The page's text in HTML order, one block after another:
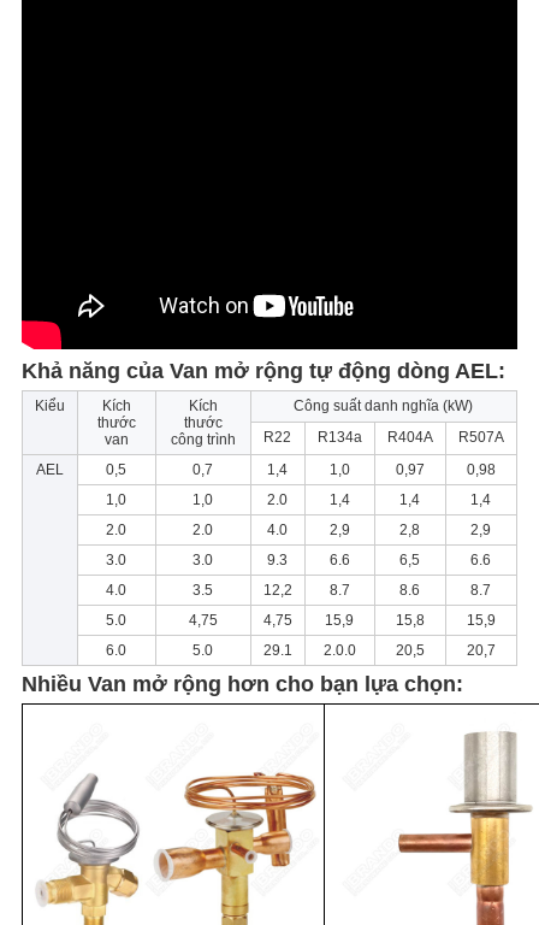
Khả năng của Van mở rộng tự động dòng AEL:
Kiểu
Kích
thước
van
Kích
thước
công trình
Công suất danh nghĩa (kW)
R22
R134a R404A
R507A
AEL
0,5 0,7 1,4 1,0 0,97
0,98
1,0
1,0 2.0 1,4 1,4
1,4
2.0
2.0 4.0 2,9 2,8
2,9
3.0
3.0 9.3 6.6 6,5
6.6
4.0
3.5 12,2 8.7 8.6
8.7
5.0
4,75 4,75 15,9 15,8
15,9
6.0
5.0 29.1 2.0.0 20,5 20,7
Nhiều Van mở rộng hơn cho bạn lựa chọn: